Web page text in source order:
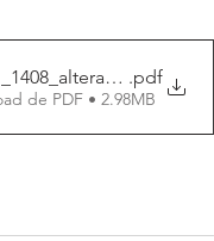
.pdf
de PDF • 2.98MB